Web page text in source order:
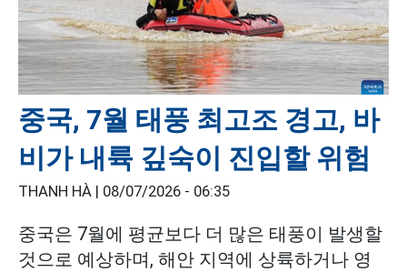
중국, 7월 태풍 최고조 경고, 바
비가 내륙 깊숙이 진입할 위험
THANH HÀ | 08/07/2026 - 06:35
중국은 7월에 평균보다 더 많은 태풍이 발생할
것으로 예상하며, 해안 지역에 상륙하거나 영